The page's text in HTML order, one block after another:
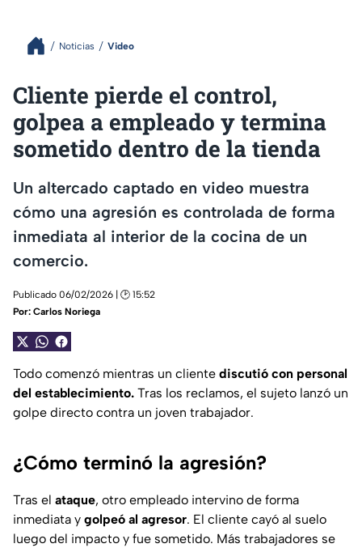
Noticias Video
Cliente pierde el control,
golpea a empleado y termina
sometido dentro de la tienda
Un altercado captado en video muestra
cómo una agresión es controlada de forma
inmediata al interior de la cocina de un
comercio.
Publicado 06/02/2026 | 🕑 15:52
Por: Carlos Noriega
Todo comenzó mientras un cliente discutió con personal
del establecimiento. Tras los reclamos, el sujeto lanzó un
golpe directo contra un joven trabajador.
¿Cómo terminó la agresión?
Tras el ataque, otro empleado intervino de forma
inmediata y golpeó al agresor. El cliente cayó al suelo
luego del impacto y fue sometido. Más trabajadores se